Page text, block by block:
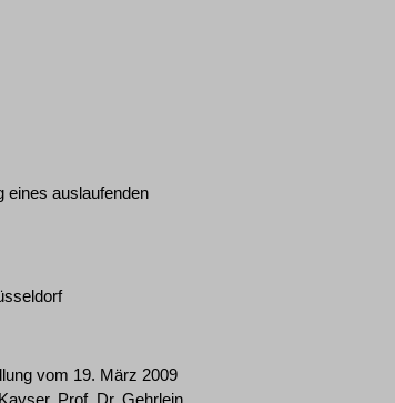
eines auslaufenden
vom 19. März 2009
Prof. Dr. Gehrlein